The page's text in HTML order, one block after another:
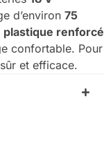
d’environ 75
plastique renforcé
confortable. Pour
et efficace.